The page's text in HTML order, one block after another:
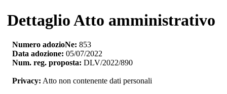
Dettaglio Atto amministrativo
Numero adozioNe: 853
Data adozione: 05/07/2022
Num. reg. proposta: DLV/2022/890
Privacy: Atto non contenente dati personali